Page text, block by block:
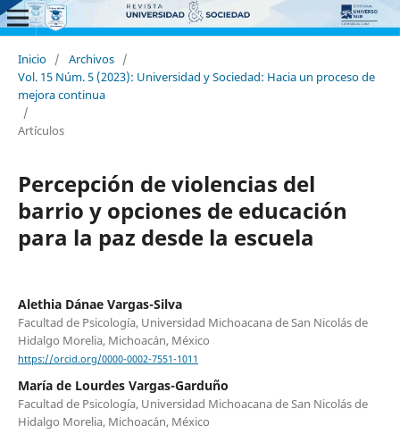
Inicio / Archivos /
Vol. 15 Núm. 5 (2023): Universidad y Sociedad: Hacia un proceso de
mejora continua
/
Artículos
Percepción de violencias del
barrio y opciones de educación
para la paz desde la escuela
Alethia Dánae Vargas-Silva
Facultad de Psicología, Universidad Michoacana de San Nicolás de
Hidalgo Morelia, Michoacán, México
https://orcid.org/0000-0002-7551-1011
María de Lourdes Vargas-Garduño
Facultad de Psicología, Universidad Michoacana de San Nicolás de
Hidalgo Morelia, Michoacán, México